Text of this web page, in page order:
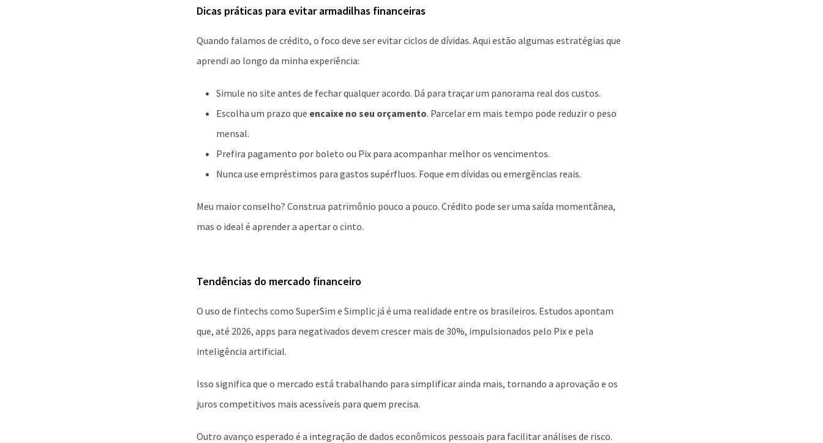
Dicas práticas para evitar armadilhas financeiras
Quando falamos de crédito, o foco deve ser evitar ciclos de dívidas. Aqui estão algumas estratégias que
aprendi ao longo da minha experiência:
Simule no site antes de fechar qualquer acordo. Dá para traçar um panorama real dos custos.
Escolha um prazo que encaixe no seu orçamento. Parcelar em mais tempo pode reduzir o peso
mensal.
Prefira pagamento por boleto ou Pix para acompanhar melhor os vencimentos.
Nunca use empréstimos para gastos supérfluos. Foque em dívidas ou emergências reais.
Meu maior conselho? Construa patrimônio pouco a pouco. Crédito pode ser uma saída momentânea,
mas o ideal é aprender a apertar o cinto.
Tendências do mercado financeiro
O uso de fintechs como SuperSim e Simplic já é uma realidade entre os brasileiros. Estudos apontam
que, até 2026, apps para negativados devem crescer mais de 30%, impulsionados pelo Pix e pela
inteligência artificial.
Isso significa que o mercado está trabalhando para simplificar ainda mais, tornando a aprovação e os
juros competitivos mais acessíveis para quem precisa.
Outro avanço esperado é a integração de dados econômicos pessoais para facilitar análises de risco.